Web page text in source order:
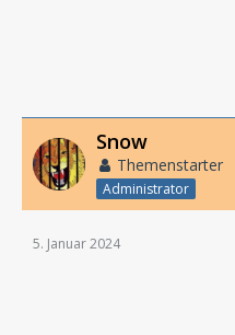
Snow
Themenstarter
Administrator
5. Januar 2024